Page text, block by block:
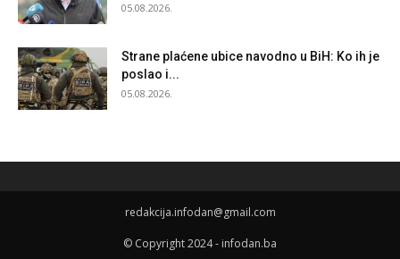
05.08.2026.
Strane plaćene ubice navodno u BiH: Ko ih je
poslao i...
05.08.2026.
redakcija.infodan@gmail.com
© Copyright 2024 - infodan.ba